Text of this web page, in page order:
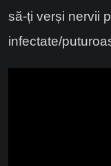
să-ți verși nervii
infectate/